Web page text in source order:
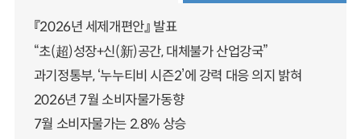
『2026년 세제개편안』 발표
“초(超)성장+신(新)공간, 대체불가 산업강국”
과기정통부, ‘누누티비 시즌2’에 강력 대응 의지 밝혀
2026년 7월 소비자물가동향
7월 소비자물가는 2.8% 상승